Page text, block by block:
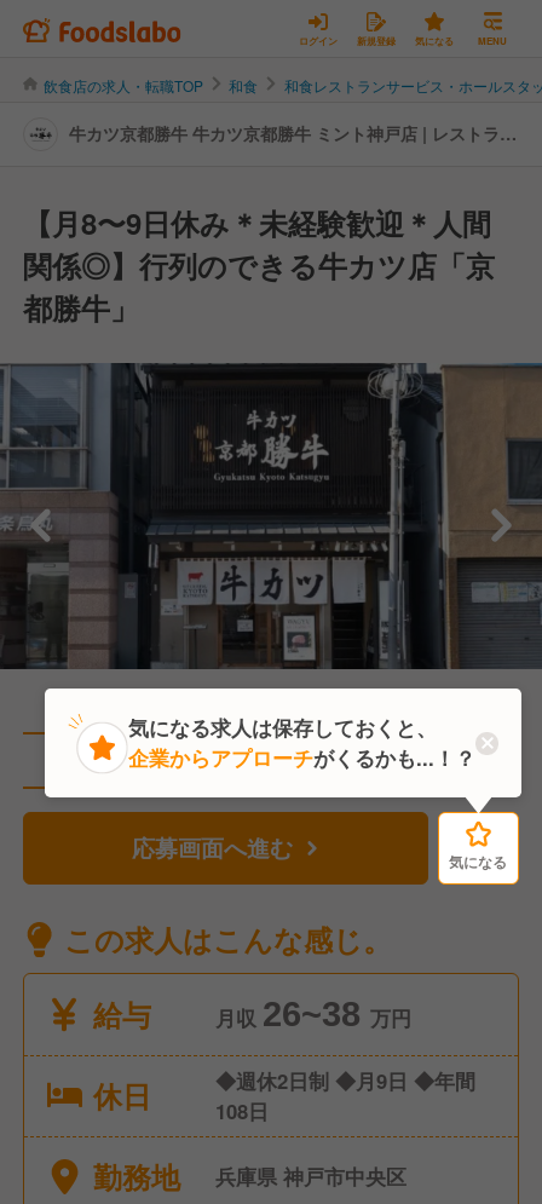
ログイン 新規登録 気になる MENU
飲食店の求人・転職TOP 和食 和食レストランサービス・ホールスタ
牛カツ京都勝牛 牛カツ京都勝牛 ミント神戸店 | レストラン
【月8〜9日休み＊未経験歓迎＊人間
関係◎】行列のできる牛カツ店「京
都勝牛」
直近1人がこの求人を検討中
応募画面へ進む 気になる
この求人はこんな感じ。
給与
月収 26~38 万円
休日
◆週休2日制 ◆月9日 ◆年間
108日
勤務地 兵庫県 神戸市中央区
気になる
気になる求人は保存しておくと、
企業からアプローチがくるかも...！？